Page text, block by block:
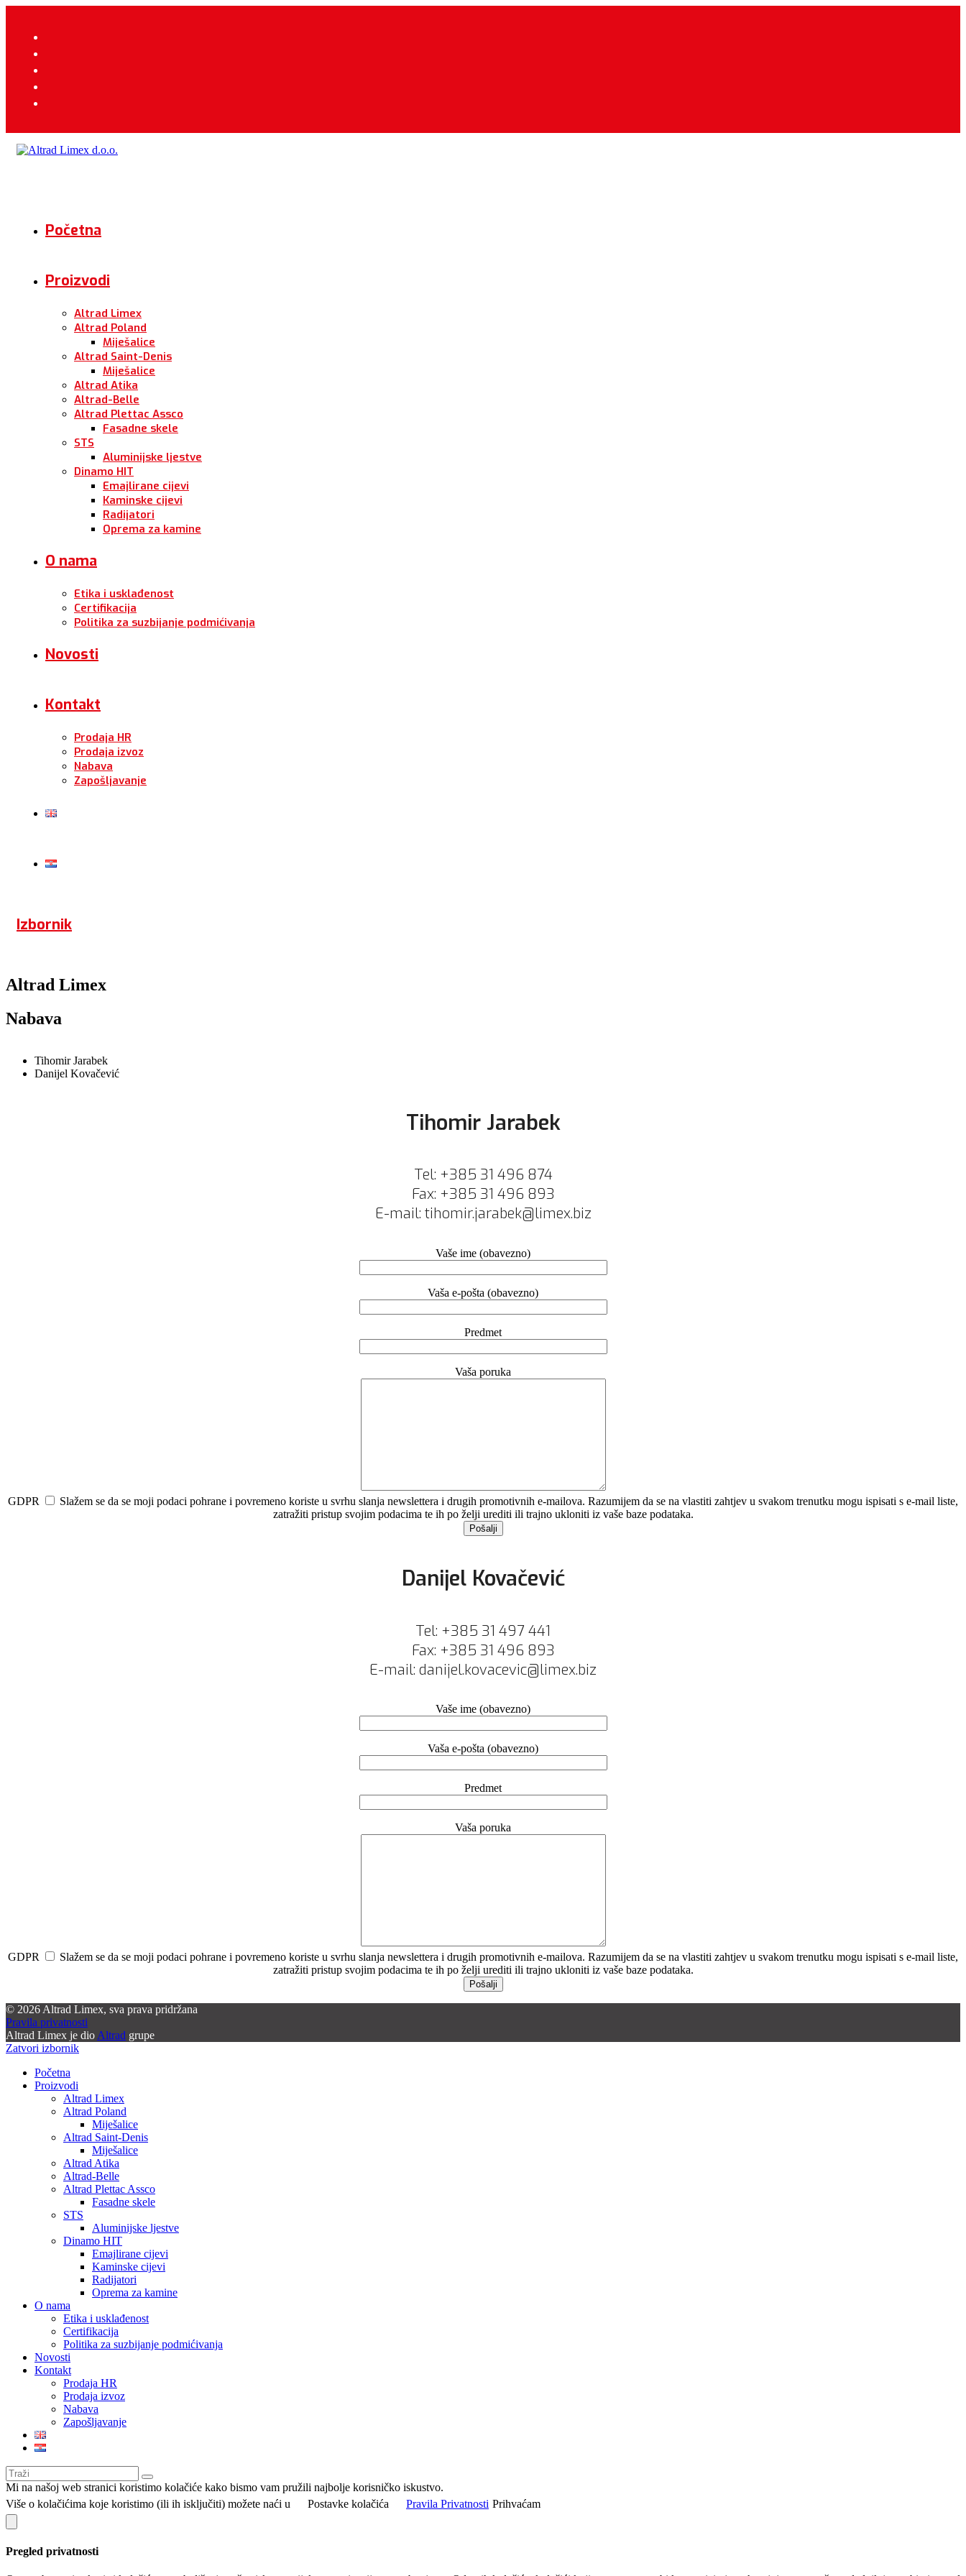
Početna
Proizvodi
Altrad Limex
Altrad Poland
Miješalice
Altrad Saint-Denis
Miješalice
Altrad Atika
Altrad-Belle
Altrad Plettac Assco
Fasadne skele
STS
Aluminijske ljestve
Dinamo HIT
Emajlirane cijevi
Kaminske cijevi
Radijatori
Oprema za kamine
O nama
Etika i usklađenost
Certifikacija
Politika za suzbijanje podmićivanja
Novosti
Kontakt
Prodaja HR
Prodaja izvoz
Nabava
Zapošljavanje
Izbornik
Altrad Limex
Nabava
Tihomir Jarabek
Danijel Kovačević
Tihomir Jarabek
Tel: +385 31 496 874
Fax: +385 31 496 893
E-mail: tihomir.jarabek@limex.biz
Vaše ime (obavezno)
Vaša e-pošta (obavezno)
Predmet
Vaša poruka
GDPR
Slažem se da se moji podaci pohrane i povremeno koriste u svrhu slanja newslettera i drugih promotivnih e-mailova. Razumijem da se na vlastiti zahtjev u svakom trenutku mogu ispisati s e-mail liste,
zatražiti pristup svojim podacima te ih po želji urediti ili trajno ukloniti iz vaše baze podataka.
Danijel Kovačević
Tel: +385 31 497 441
Fax: +385 31 496 893
E-mail: danijel.kovacevic@limex.biz
Vaše ime (obavezno)
Vaša e-pošta (obavezno)
Predmet
Vaša poruka
GDPR
Slažem se da se moji podaci pohrane i povremeno koriste u svrhu slanja newslettera i drugih promotivnih e-mailova. Razumijem da se na vlastiti zahtjev u svakom trenutku mogu ispisati s e-mail liste,
zatražiti pristup svojim podacima te ih po želji urediti ili trajno ukloniti iz vaše baze podataka.
© 2026 Altrad Limex, sva prava pridržana
Pravila privatnosti
Altrad Limex je dio Altrad grupe
Zatvori izbornik
Početna
Proizvodi
Altrad Limex
Altrad Poland
Miješalice
Altrad Saint-Denis
Miješalice
Altrad Atika
Altrad-Belle
Altrad Plettac Assco
Fasadne skele
STS
Aluminijske ljestve
Dinamo HIT
Emajlirane cijevi
Kaminske cijevi
Radijatori
Oprema za kamine
O nama
Etika i usklađenost
Certifikacija
Politika za suzbijanje podmićivanja
Novosti
Kontakt
Prodaja HR
Prodaja izvoz
Nabava
Zapošljavanje
Mi na našoj web stranici koristimo kolačiće kako bismo vam pružili najbolje korisničko iskustvo.
Više o kolačićima koje koristimo (ili ih isključiti) možete naći u
Postavke kolačića Pravila Privatnosti Prihvaćam
Pregled privatnosti